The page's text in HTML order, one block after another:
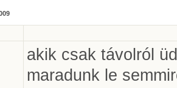
akik csak távolról
maradunk le